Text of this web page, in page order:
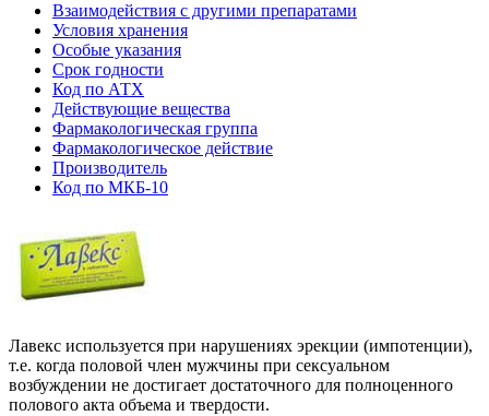
Взаимодействия с другими препаратами
Условия хранения
Особые указания
Срок годности
Код по АТХ
Действующие вещества
Фармакологическая группа
Фармакологическое действие
Производитель
Код по МКБ-10
Лавекс используется при нарушениях эрекции (импотенции),
т.е. когда половой член мужчины при сексуальном
возбуждении не достигает достаточного для полноценного
полового акта объема и твердости.